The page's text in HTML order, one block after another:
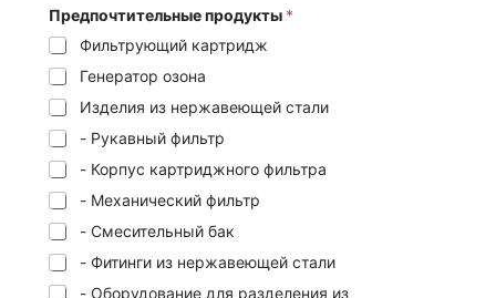
Предпочтительные продукты *
Фильтрующий картридж
Генератор озона
Изделия из нержавеющей стали
- Рукавный фильтр
- Корпус картриджного фильтра
- Механический фильтр
- Смесительный бак
- Фитинги из нержавеющей стали
- Оборудование для разделения из